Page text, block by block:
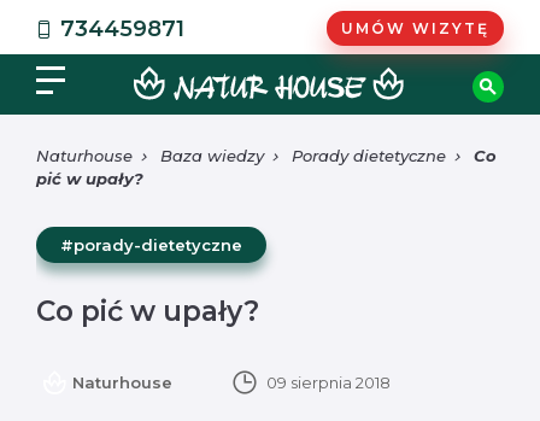
734459871 UMÓW WIZYTĘ
Naturhouse Baza wiedzy Porady dietetyczne
Co
pić w upały?
#porady-dietetyczne
Co pić w upały?
Naturhouse 09 sierpnia 2018